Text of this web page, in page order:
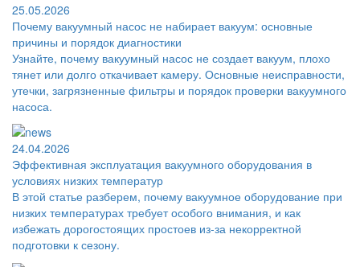
25.05.2026
Почему вакуумный насос не набирает вакуум: основные
причины и порядок диагностики
Узнайте, почему вакуумный насос не создает вакуум, плохо
тянет или долго откачивает камеру. Основные неисправности,
утечки, загрязненные фильтры и порядок проверки вакуумного
насоса.
24.04.2026
Эффективная эксплуатация вакуумного оборудования в
условиях низких температур
В этой статье разберем, почему вакуумное оборудование при
низких температурах требует особого внимания, и как
избежать дорогостоящих простоев из-за некорректной
подготовки к сезону.